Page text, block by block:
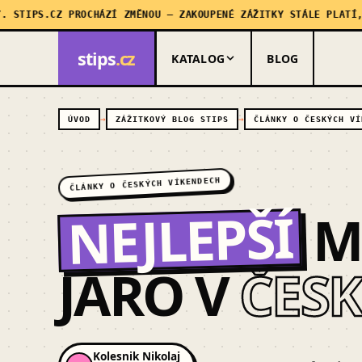
PROCHÁZÍ ZMĚNOU — ZAKOUPENÉ ZÁŽITKY STÁLE PLATÍ, MY SE
stips.cz KATALOG BLOG
ÚVOD ZÁŽITKOVÝ BLOG STIPS ČLÁNKY O ČESKÝCH
ČLÁNKY O ČESKÝCH VÍKENDECH
NEJLEPŠÍ
JARO V
Kolesnik Nikolaj